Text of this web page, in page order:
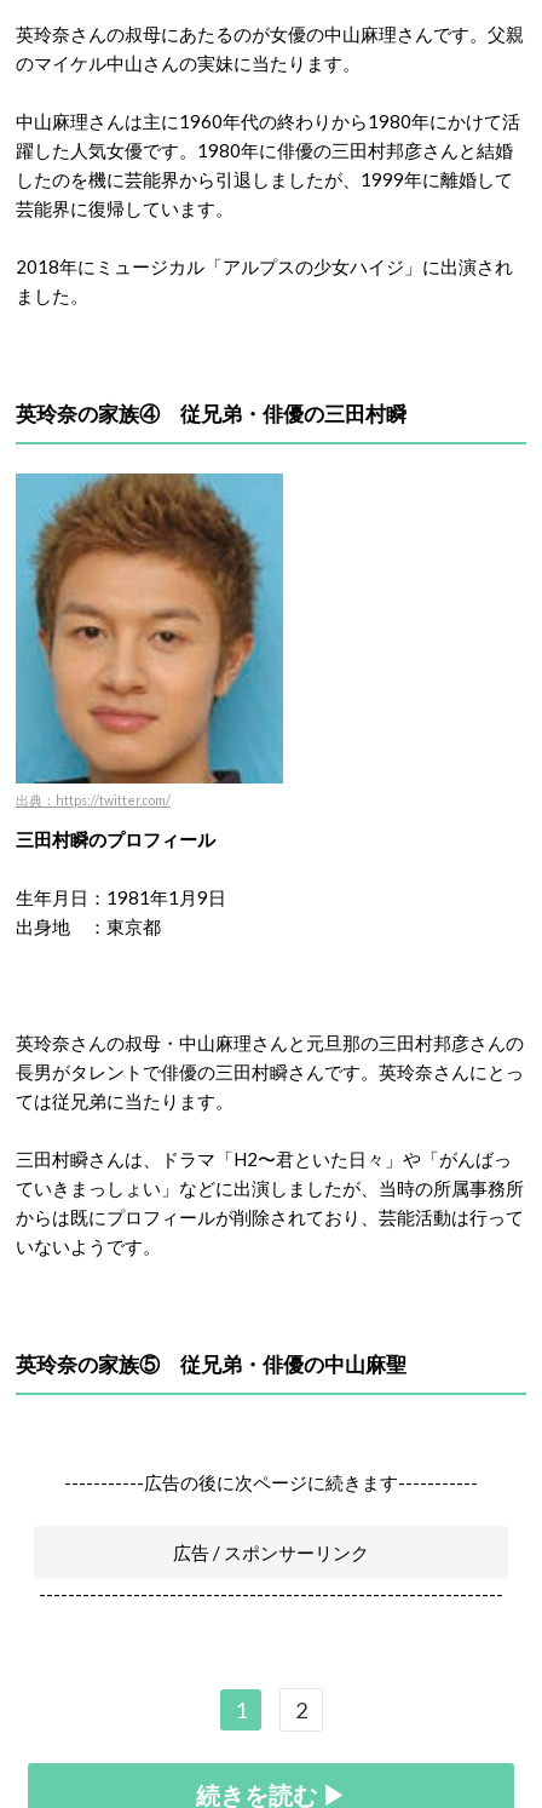
英玲奈さんの叔母にあたるのが女優の中山麻理さんです。父親
のマイケル中山さんの実妹に当たります。
中山麻理さんは主に1960年代の終わりから1980年にかけて活
躍した人気女優です。1980年に俳優の三田村邦彦さんと結婚
したのを機に芸能界から引退しましたが、1999年に離婚して
芸能界に復帰しています。
2018年にミュージカル「アルプスの少女ハイジ」に出演され
ました。
英玲奈の家族④ 従兄弟・俳優の三田村瞬
出典：https://twitter.com/
三田村瞬のプロフィール
生年月日：1981年1月9日
出身地 ：東京都
英玲奈さんの叔母・中山麻理さんと元旦那の三田村邦彦さんの
長男がタレントで俳優の三田村瞬さんです。英玲奈さんにとっ
ては従兄弟に当たります。
三田村瞬さんは、ドラマ「H2〜君といた日々」や「がんばっ
ていきまっしょい」などに出演しましたが、当時の所属事務所
からは既にプロフィールが削除されており、芸能活動は行って
いないようです。
英玲奈の家族⑤ 従兄弟・俳優の中山麻聖
-----------広告の後に次ページに続きます-----------
広告 / スポンサーリンク
----------------------------------------------------------------
1 2
続きを読む ▶